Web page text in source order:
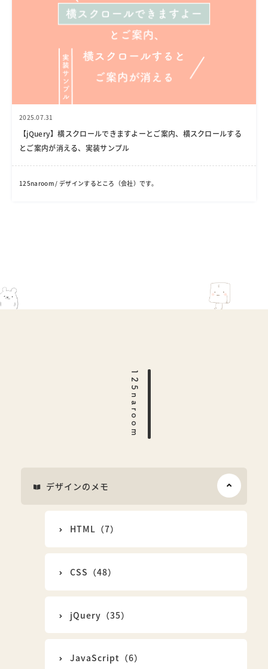
2025.07.31
【jQuery】横スクロールできますよーとご案内、横スクロールする
とご案内が消える、実装サンプル
125naroom / デザインするところ（会社）です。
125naroom
デザインのメモ
HTML（7）
CSS（48）
jQuery（35）
JavaScript（6）